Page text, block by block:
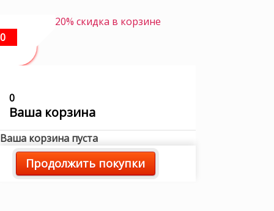
20% скидка в корзине
0
0
Ваша корзина
Ваша корзина пуста
Продолжить покупки